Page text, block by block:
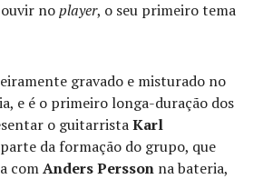
ouvir noplayer, o seu primeiro tema
gravado e misturado no
e é o primeiro longa-duração dos
o guitarristaKarl
da formação do grupo, que
comAnders Persson na bateria,